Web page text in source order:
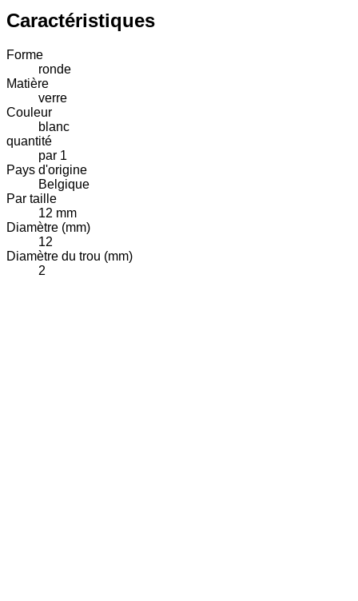
Caractéristiques
Forme
ronde
Matière
verre
Couleur
blanc
quantité
par 1
Pays d'origine
Belgique
Par taille
12 mm
Diamètre (mm)
12
Diamètre du trou (mm)
2